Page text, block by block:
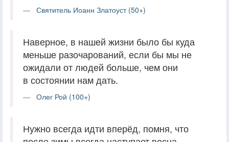
Святитель Иоанн Златоуст (50+)
Наверное, в нашей жизни было бы куда
меньше разочарований, если бы мы не
ожидали от людей больше, чем они
в состоянии нам дать.
Олег Рой (100+)
Нужно всегда идти вперёд, помня, что